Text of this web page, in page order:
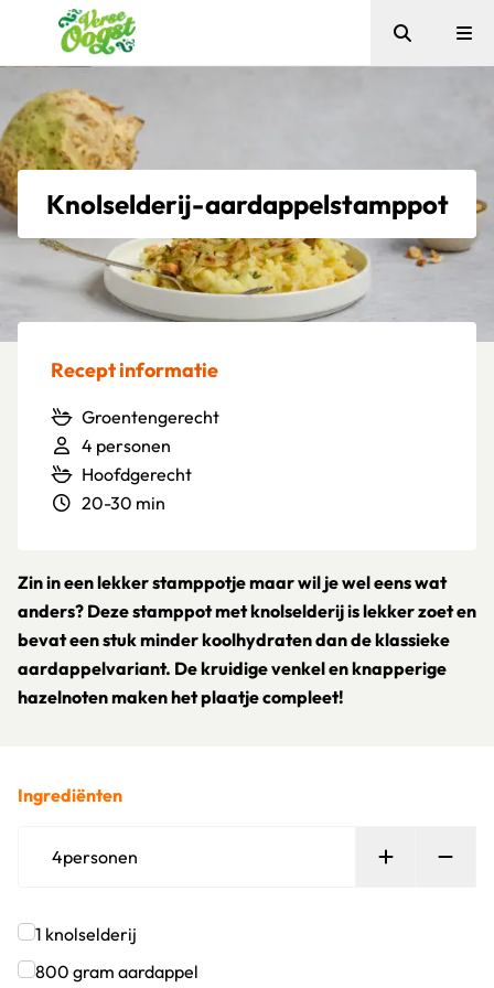
Verse Oogst
Zoeken
Knolselderij-aardappelstamppot
Recept informatie
Groentengerecht
4 personen
Hoofdgerecht
20-30 min
Zin in een lekker stamppotje maar wil je wel eens wat
anders? Deze stamppot met knolselderij is lekker zoet en
bevat een stuk minder koolhydraten dan de klassieke
aardappelvariant. De kruidige venkel en knapperige
hazelnoten maken het plaatje compleet!
Ingrediënten
4personen Persoon
1 knolselderij
Klik om dit selectievakje aan te vinken
800 gram aardappel